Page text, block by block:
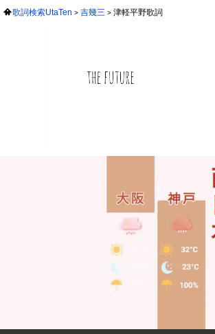
歌詞検索UtaTen 吉幾三 津軽平野歌詞